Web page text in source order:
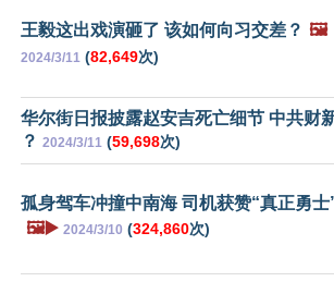
王毅这出戏演砸了 该如何向习交差？ 🖼️
2024/3/11 (82,649次)
华尔街日报披露赵安吉死亡细节 中共财
？ 2024/3/11 (59,698次)
孤身驾车冲撞中南海 司机获赞“真正勇士
🖼️▶️ 2024/3/10 (324,860次)